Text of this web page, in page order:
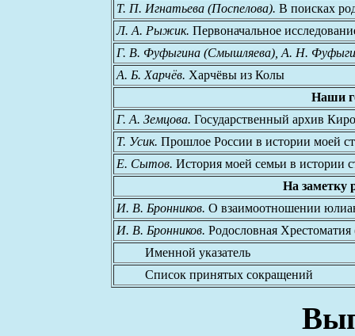
Т. П. Игнатьева (Поспелова). В поисках
Л. А. Рыжик. Первоначальное
Г. В. Фуфыгина (Смышляева), А. Н.
А. Б. Харчёв. Харчёвы из Колы
Наши
Г. А. Земцова. Государственный архив
Т. Усик. Прошлое России в истории моей
Е. Сытов. История моей семьи в истории
На заметку
И. В. Бронников. О взаимоотношении
И. В. Бронников. Родословная
Именной указатель
Список принятых сокращений